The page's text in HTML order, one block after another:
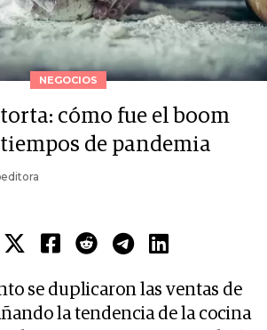
NEGOCIOS
cómo fue el boom
de pandemia
se duplicaron las ventas de
la tendencia de la cocina